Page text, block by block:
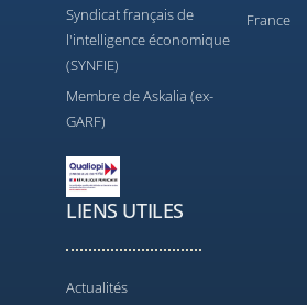
Syndicat français de
l'intelligence économique
(SYNFIE)
Membre de Askalia (ex-
GARF)
France
LIENS UTILES
Actualités